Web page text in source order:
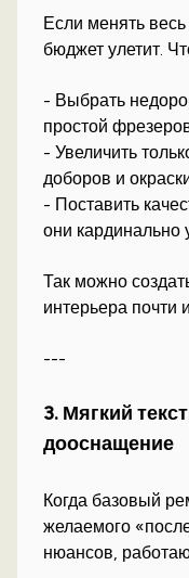
Если менять
бюджет улетит.
- Выбрать
простой
- Увеличить
доборов и
- Поставить
они кардинально
Так можно
интерьера почти
---
3. Мягкий
дооснащение
Когда базовый
желаемого
нюансов,